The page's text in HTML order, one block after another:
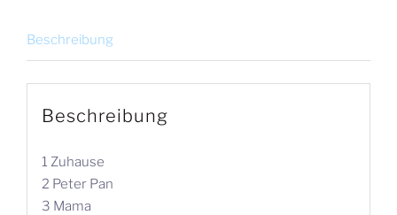
Beschreibung
Beschreibung
1 Zuhause
2 Peter Pan
3 Mama